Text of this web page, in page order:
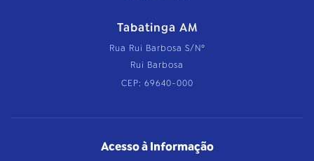
Tabatinga AM
Rua Rui Barbosa S/Nº
Rui Barbosa
CEP: 69640-000
Acesso à Informação